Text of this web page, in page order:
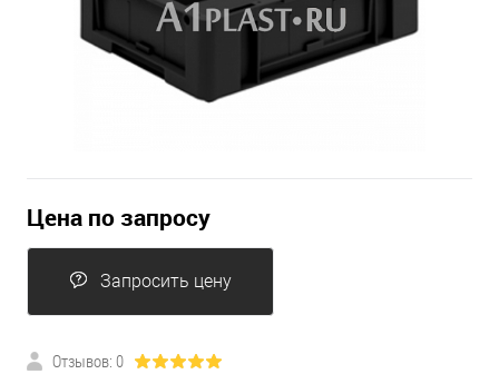
Цена по запросу
Запросить цену
Отзывов: 0